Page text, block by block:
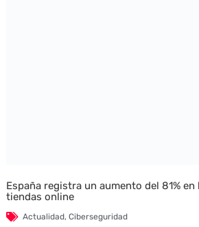
España registra un aumento del 81%
tiendas online
Actualidad, Ciberseguridad